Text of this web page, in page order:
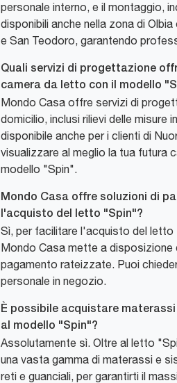
personale interno, e il montaggio,
disponibili anche nella zona di
e San Teodoro, garantendo
Quali servizi di progettazione
camera da letto con il modello
Mondo Casa offre servizi di
domicilio, inclusi rilievi delle misure
disponibile anche per i clienti di
visualizzare al meglio la tua futura
modello "Spin".
Mondo Casa offre soluzioni di
l'acquisto del letto "Spin"?
Sì, per facilitare l'acquisto del letto
Mondo Casa mette a disposizione
pagamento rateizzate. Puoi
personale in negozio.
È possibile acquistare
al modello "Spin"?
Assolutamente sì. Oltre al letto
una vasta gamma di materassi e
reti e guanciali, per garantirti il